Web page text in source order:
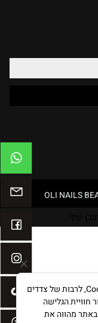
לידיעתך, באתרנו נעשה שימוש בקבצי Cookies, לרבות של צדדים
חוויית הגלישה
מהווה את